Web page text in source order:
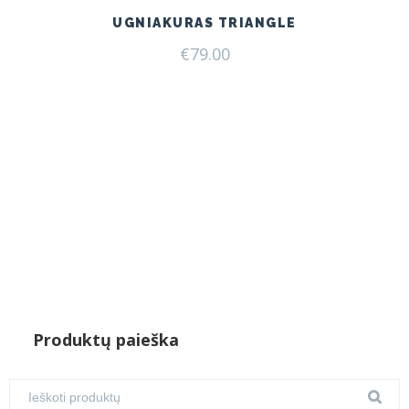
UGNIAKURAS TRIANGLE
€79.00
Produktų paieška